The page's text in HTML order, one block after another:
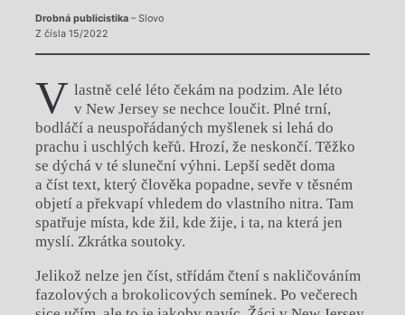
Drobná publicistika– Slovo
Z čísla 15/2022
V lastně celé léto čekám na podzim. Ale léto
v New Jersey se nechce loučit. Plné trní,
bodláčí a neuspořádaných myšlenek si lehá do
prachu i uschlých keřů. Hrozí, že neskončí. Těžko
se dýchá v té sluneční výhni. Lepší sedět doma
a číst text, který člověka popadne, sevře v těsném
objetí a překvapí vhledem do vlastního nitra. Tam
spatřuje místa, kde žil, kde žije, i ta, na která jen
myslí. Zkrátka soutoky.
Jelikož nelze jen číst, střídám čtení s nakličováním
fazolových a brokolicových semínek. Po večerech